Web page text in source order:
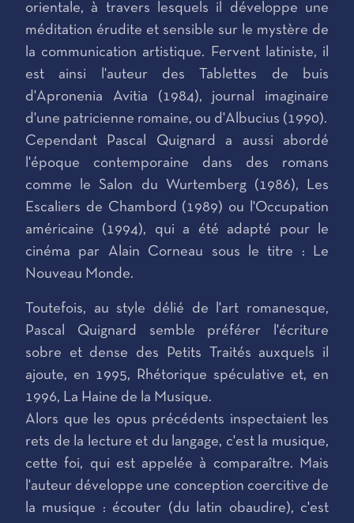
orientale, à travers lesquels il développe une
méditation érudite et sensible sur le mystère de
la communication artistique. Fervent latiniste, il
est ainsi l'auteur des Tablettes de buis
d'Apronenia Avitia (1984), journal imaginaire
d'une patricienne romaine, ou d'Albucius (1990).
Cependant Pascal Quignard a aussi abordé
l'époque contemporaine dans des romans
comme le Salon du Wurtemberg (1986), Les
Escaliers de Chambord (1989) ou l'Occupation
américaine (1994), qui a été adapté pour le
cinéma par Alain Corneau sous le titre : Le
Nouveau Monde.
Toutefois, au style délié de l'art romanesque,
Pascal Quignard semble préférer l'écriture
sobre et dense des Petits Traités auxquels il
ajoute, en 1995, Rhétorique spéculative et, en
1996, La Haine de la Musique.
Alors que les opus précédents inspectaient les
rets de la lecture et du langage, c'est la musique,
cette foi, qui est appelée à comparaître. Mais
l'auteur développe une conception coercitive de
la musique : écouter (du latin obaudire), c'est